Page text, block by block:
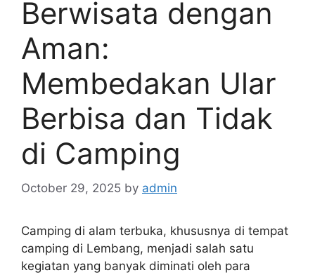
Berwisata dengan
Aman:
Membedakan Ular
Berbisa dan Tidak
di Camping
October 29, 2025 by admin
Camping di alam terbuka, khususnya di tempat
camping di Lembang, menjadi salah satu
kegiatan yang banyak diminati oleh para